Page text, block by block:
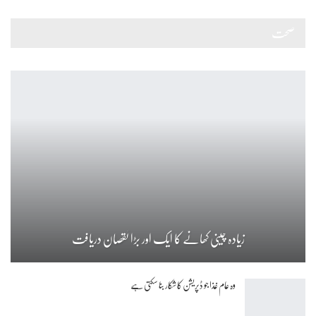
زیادہ چینی کھانے کا ایک اور بڑا نقصان دریافت
وہ عام غذا جو ڈپریشن کا شکار بنا سکتی ہے